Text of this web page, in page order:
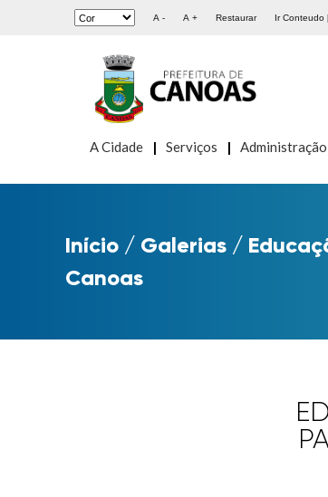
A - A + Restaurar Ir Conteudo
A Cidade Serviços Administração
Início / Galerias /
Canoas